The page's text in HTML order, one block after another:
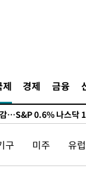
제 경제 금융
감…S&P 0.6% 나스닥
구 미주 유럽